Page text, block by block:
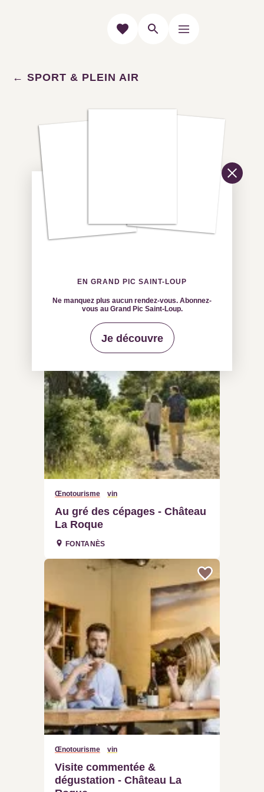
SPORT & PLEIN AIR
Toutes les activités en
Grand Pic Saint-Loup
En vacances en Grand Pic Saint-Loup...
Venez profiter de multiples activités de
pleine nature et de loisirs pour toute la
famille, pour les plus sportifs ou pour
expérimenter de nouvelles sensations.
Œnotourisme vin
Au gré des cépages - Château
La Roque
FONTANÈS
Œnotourisme vin
Visite commentée &
dégustation - Château La
Roque
EN GRAND PIC SAINT-LOUP
Ne manquez plus aucun rendez-vous. Abonnez-
vous au Grand Pic Saint-Loup.
Je découvre